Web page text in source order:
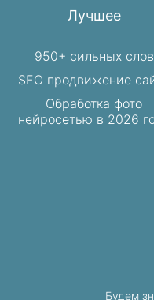
Лучшее
950+ сильных слов
SEO продвижение
Обработка фото
нейросетью в 2026
Будем